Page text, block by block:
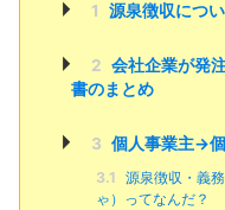
1 源泉徴収につ
2 会社企業が発
書のまとめ
3 個人事業主→
3.1 源泉徴収・義
ゃ）ってなんだ？